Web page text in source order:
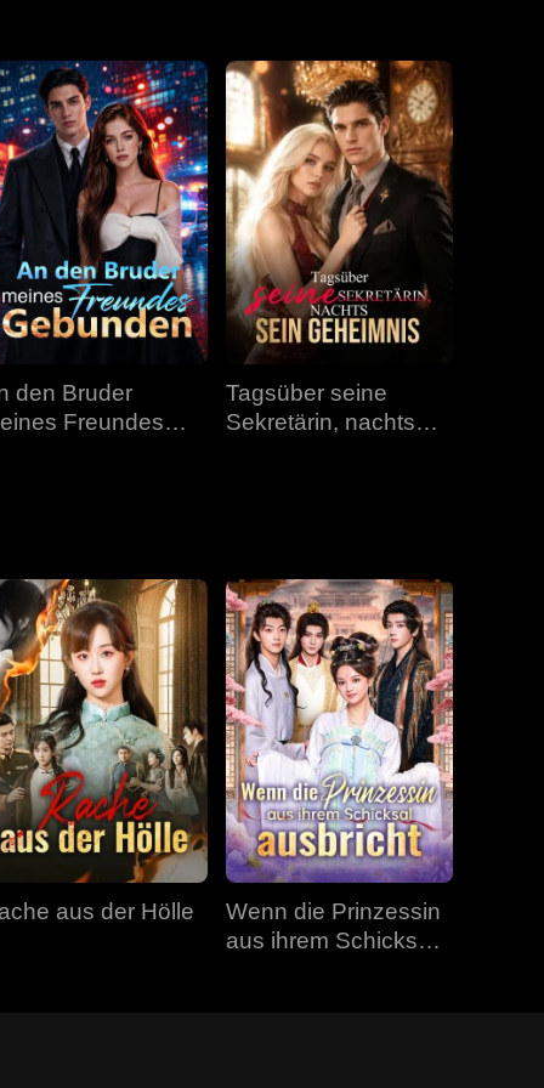
Folge 34 Folge 35 Folge 36
Folge 37 Folge 38
Folge 40
den Bruder
Freundes
Tagsüber seine
Sekretärin, nachts
aus der Hölle
Wenn die Prinzessin
aus ihrem Schicksal